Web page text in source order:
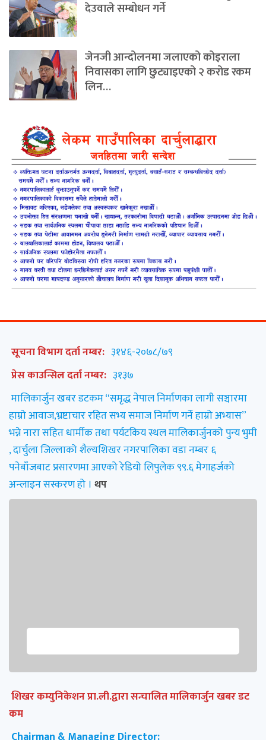
देउवाले सम्बोधन गर्ने
जेनजी आन्दोलनमा जलाएको कोइराला
निवासका लागि छुट्याइएको २ करोड रकम
लिन…
सूचना विभाग दर्ता नम्बर: ३१४६-२०७८/७९
प्रेस काउन्सिल दर्ता नम्बर: ३१३७
मालिकार्जुन खबर डटकम “समृद्ध नेपाल निर्माणका लागी सञ्चारमा
हाम्रो आवाज,भ्रष्टाचार रहित सभ्य समाज निर्माण गर्ने हाम्रो अभ्यास”
भन्ने नारा सहित धार्मीक तथा पर्यटकिय स्थल मालिकार्जुनको पुन्य भुमी
, दार्चुला जिल्लाको शैल्यशिखर नगरपालिका वडा नम्बर ६
पनेबाँजबाट प्रसारणमा आएको रेडियो लिपुलेक ९९.६ मेगाहर्जको
अन्लाइन सस्करण हो । थप
शिखर कम्युनिकेशन प्रा.ली.द्वारा सन्चालित मालिकार्जुन खबर डट
कम
Chairman & Managing Director: